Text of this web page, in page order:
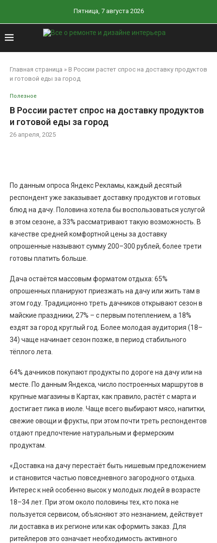
Пятница, 7 августа 2026
Главная страница » В России растет спрос на доставку продуктов
и готовой еды за город
Полезное
В России растет спрос на доставку продуктов
и готовой еды за город
26 апреля, 2025
По данным опроса Яндекс Рекламы, каждый десятый
респондент уже заказывает доставку продуктов и готовых
блюд на дачу. Половина хотела бы воспользоваться услугой
в этом сезоне, а 33% рассматривают такую возможность. В
качестве средней комфортной цены за доставку
опрошенные называют сумму 200–300 рублей, более трети
готовы платить больше.
Дача остаётся массовым форматом отдыха: 65%
опрошенных планируют приезжать на дачу или жить там в
этом году. Традиционно треть дачников открывают сезон в
майские праздники, 27% – с первым потеплением, а 18%
ездят за город круглый год. Более молодая аудитория (18–
34) чаще начинает сезон позже, в период стабильного
тёплого лета.
64% дачников покупают продукты по дороге на дачу или на
месте. По данным Яндекса, число построенных маршрутов в
крупные магазины в Картах, как правило, растёт с марта и
достигает пика в июле. Чаще всего выбирают мясо, напитки,
свежие овощи и фрукты, при этом почти треть респондентов
отдают предпочтение натуральным и фермерским
продуктам.
«Доставка на дачу перестаёт быть нишевым предложением
и становится частью повседневного загородного отдыха.
Интерес к ней особенно высок у молодых людей в возрасте
18–34 лет. При этом около половины тех, кто пока не
пользуется сервисом, объясняют это незнанием, действует
ли доставка в их регионе или как оформить заказ. Для
ритейлеров это означает необходимость активного